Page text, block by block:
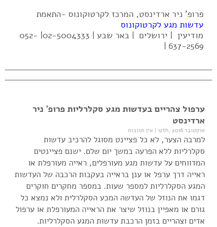
פרופ' ניר ארדינסט, המרכז לקרטוקונוס -התאמת
עדשות מגע לקרטוקונוס
מודיעין | ירושלים | באר שבע | 02-5004333| 052-
637-2569 |
ערפול צהריים בעדשות מגע סקלרליות פרופ' ניר
ארדינסט
אוקטובר 12th, 2016 | אין תגובות
למרבה הצער, לא כל פציינט מסוגל להרכיב עדשות
סקלרליות ללא הפרעה במשך יום שלם. ישנם פציינטים
המדווחים על עדשות מגע מעורפלים, ראייה מעורפלת או
ראייה דרך ערפל או ענן בראייה בעקבות הרכבה של העדשות
המגע הסקלרליות למספר שעות. במספר מחקרים חוקרים
דגמו את הנוזל של העדשה המכע הסקלרלית ולא נמצא כל
גורם או מאפיין בנוזל שיצר את הראייה המעורפלת או ערפול
אדים וצהריים בזמן הרכבת עדשות המגע הסקלרליות.